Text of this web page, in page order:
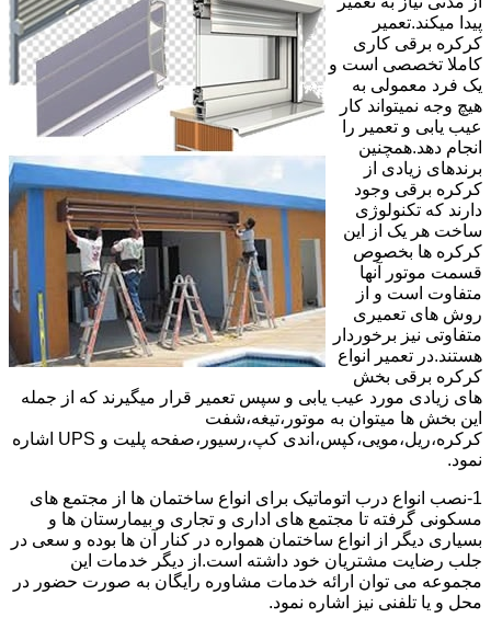
پیدا میکند.تعمیر
کرکره برقی کاری
کاملا تخصصی است و
یک فرد معمولی به
هیچ وجه نمیتواند کار
عیب یابی و تعمیر را
انجام دهد.همچنین
برندهای زیادی از
کرکره برقی وجود
دارند که تکنولوژی
ساخت هر یک از این
کرکره ها بخصوص
قسمت موتور آنها
متفاوت است و از
روش های تعمیری
متفاوتی نیز برخوردار
هستند.در تعمیر انواع
کرکره برقی بخش
های زیادی مورد عیب یابی و سپس تعمیر قرار میگیرند که از جمله
این بخش ها میتوان به موتور،تیغه،شفت
کرکره،ریل،مویی،کپس،اندی کپ،رسیور،صفحه پلیت و UPS اشاره
نمود.
1-نصب انواع درب اتوماتیک برای انواع ساختمان ها از مجتمع های
مسکونی گرفته تا مجتمع های اداری و تجاری و بیمارستان ها و
بسیاری دیگر از انواع ساختمان همواره در کنار آن ها بوده و سعی در
جلب رضایت مشتریان خود داشته است.از دیگر خدمات این
مجموعه می توان ارائه خدمات مشاوره رایگان به صورت حضور در
محل و یا تلفنی نیز اشاره نمود.